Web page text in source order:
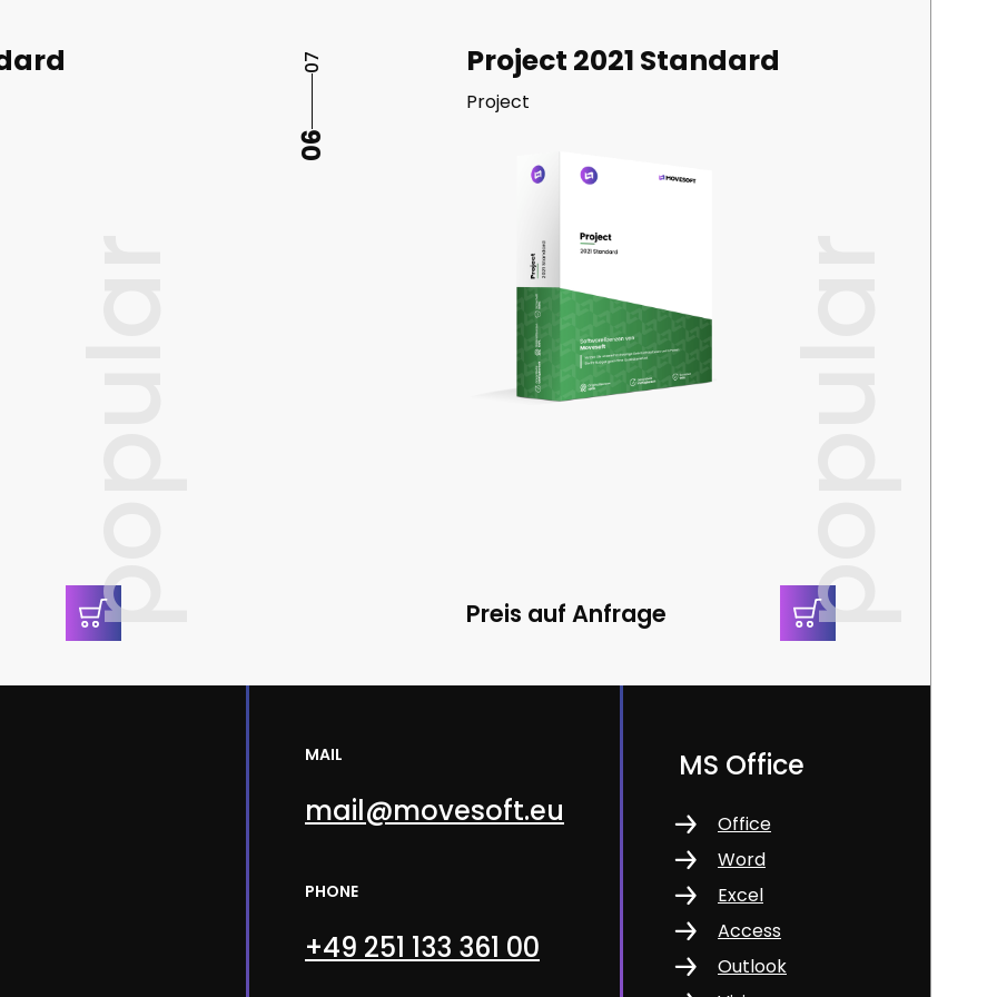
Preis –
Project 2021 Standard
Project
Preis auf Anfrage
06
07
MAIL
mail@movesoft.eu
PHONE
+49 251 133 361 00
MS Office
Office
Word
Excel
Access
Outlook